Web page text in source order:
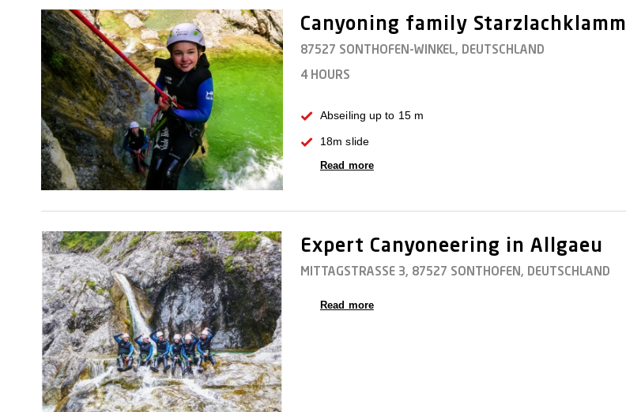
Canyoning family Starzlachklamm
87527 SONTHOFEN-WINKEL, DEUTSCHLAND
4 HOURS
Abseiling up to 15 m
18m slide
Read more
Expert Canyoneering in Allgaeu
MITTAGSTRASSE 3, 87527 SONTHOFEN, DEUTSCHLAND
Read more